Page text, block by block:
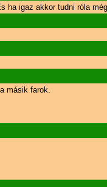
ha igaz akkor tudni róla
másik farok.